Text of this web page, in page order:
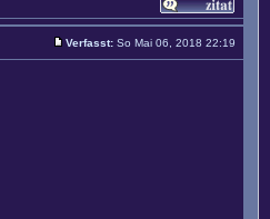
Verfasst: So Mai 06, 2018 22:19